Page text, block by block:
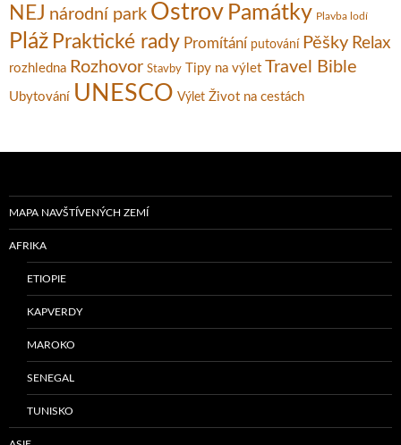
NEJ národní park Ostrov Památky Plavba lodí
Pláž Praktické rady Promítání putování Pěšky Relax
rozhledna Rozhovor Stavby Tipy na výlet Travel Bible
Ubytování UNESCO Výlet Život na cestách
MAPA NAVŠTÍVENÝCH ZEMÍ
AFRIKA
ETIOPIE
KAPVERDY
MAROKO
SENEGAL
TUNISKO